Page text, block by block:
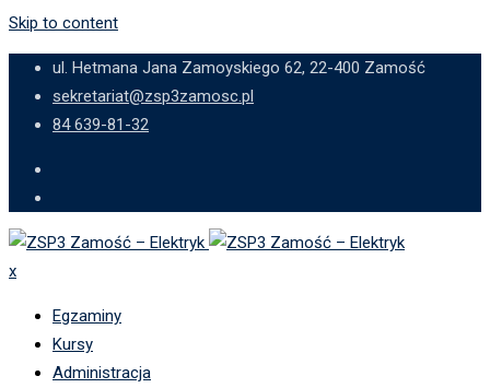
Skip to content
ul. Hetmana Jana Zamoyskiego 62, 22-400 Zamość
sekretariat@zsp3zamosc.pl
84 639-81-32
x
Egzaminy
Kursy
Administracja